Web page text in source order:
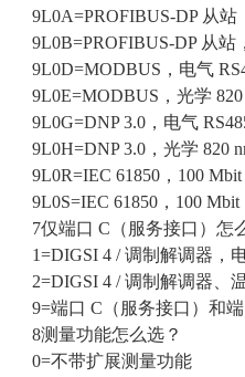
9L0A=PROFIBUS-DP 从站
9L0B=PROFIBUS-DP 从
9L0D=MODBUS，电气
9L0E=MODBUS，光学
9L0G=DNP 3.0，电气
9L0H=DNP 3.0，光学 820
9L0R=IEC 61850，100
9L0S=IEC 61850，100
7仅端口 C（服务接口）怎
1=DIGSI 4 / 调制解调器，
2=DIGSI 4 / 调制解调器、
9=端口 C（服务接口）和
8测量功能怎么选？
0=不带扩展测量功能